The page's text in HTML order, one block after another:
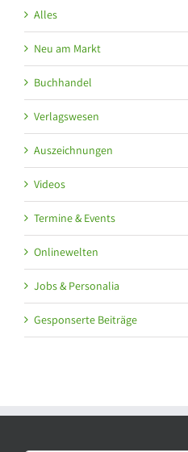
Alles
Neu am Markt
Buchhandel
Verlagswesen
Auszeichnungen
Videos
Termine & Events
Onlinewelten
Jobs & Personalia
Gesponserte Beiträge